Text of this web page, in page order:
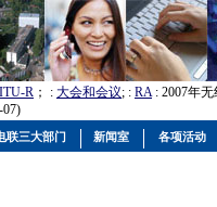
ITU-R ； : 大会和会议; : RA: 2007年
联三大部门 新闻室 各项活动